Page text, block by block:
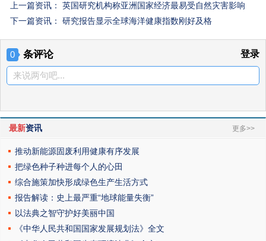
上一篇资讯： 英国研究机构称亚洲国家经济最易受自然灾害影响
下一篇资讯： 研究报告显示全球海洋健康指数刚好及格
0 条评论 登录
来说两句吧...
最新资讯 更多>>
推动新能源固废利用健康有序发展
把绿色种子种进每个人的心田
综合施策加快形成绿色生产生活方式
报告解读：史上最严重“地球能量失衡”
以法典之智守护好美丽中国
《中华人民共和国国家发展规划法》全文